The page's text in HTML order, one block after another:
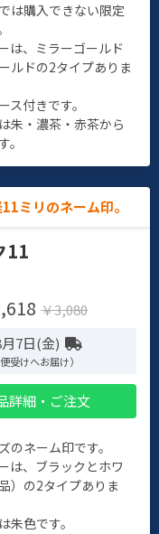
は購入できない限定
は、ミラーゴールド
ルドの2タイプありま
ス付きです。
朱・濃茶・赤茶から
。
ミリのネーム印。
11
￥3,080
7日(金)
受けへお届け）
詳細・ご注文
のネーム印です。
は、ブラックとホワ
）の2タイプありま
朱色です。